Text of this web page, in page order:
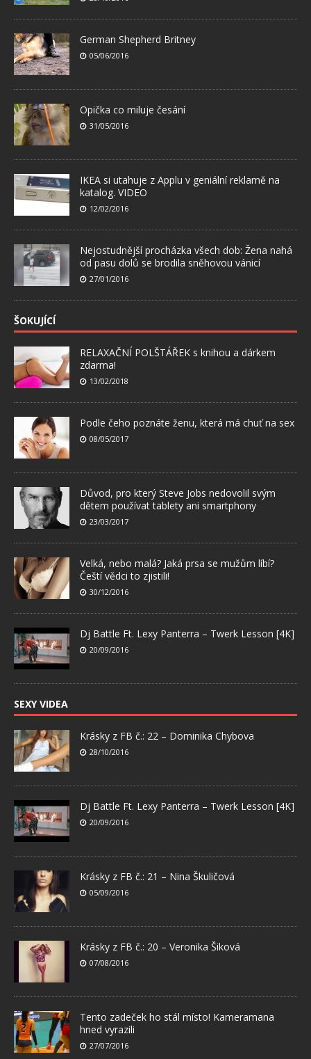
German Shepherd Britney
05/06/2016
Opička co miluje česání
31/05/2016
IKEA si utahuje z Applu v geniální reklamě na
katalog. VIDEO
12/02/2016
Nejostudnější procházka všech dob: Žena nahá
od pasu dolů se brodila sněhovou vánicí
27/01/2016
ŠOKUJÍCÍ
RELAXAČNÍ POLŠTÁŘEK s knihou a dárkem
zdarma!
13/02/2018
Podle čeho poznáte ženu, která má chuť na sex
08/05/2017
Důvod, pro který Steve Jobs nedovolil svým
dětem používat tablety ani smartphony
23/03/2017
Velká, nebo malá? Jaká prsa se mužům líbí?
Čeští vědci to zjistili!
30/12/2016
Dj Battle Ft. Lexy Panterra – Twerk Lesson [4K]
20/09/2016
SEXY VIDEA
Krásky z FB č.: 22 – Dominika Chybova
28/10/2016
Dj Battle Ft. Lexy Panterra – Twerk Lesson [4K]
20/09/2016
Krásky z FB č.: 21 – Nina Škuličová
05/09/2016
Krásky z FB č.: 20 – Veronika Šiková
07/08/2016
Tento zadeček ho stál místo! Kameramana
hned vyrazili
27/07/2016